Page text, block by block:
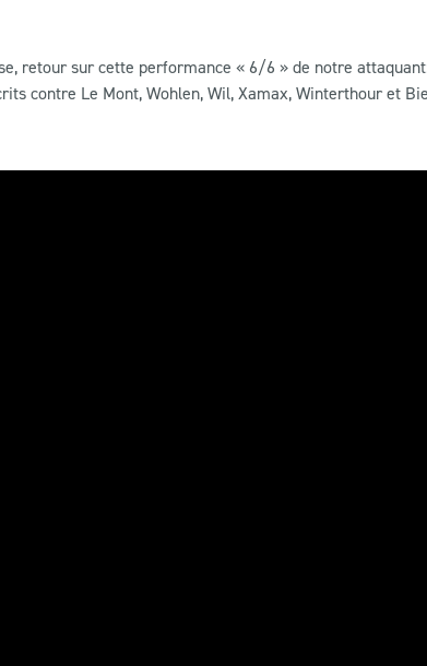
retour sur cette performance « 6/6 » de notre
contre Le Mont, Wohlen, Wil, Xamax, Winterthour et